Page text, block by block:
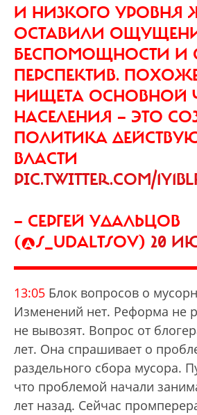
И НИЗКОГО УРОВНЯ
ОСТАВИЛИ
БЕСПОМОЩНОСТИ И
ПЕРСПЕКТИВ.
НИЩЕТА ОСНОВНОЙ
НАСЕЛЕНИЯ — ЭТО
ПОЛИТИКА
ВЛАСТИ
PIC.TWITTER.COM/
— СЕРГЕЙ УДАЛЬЦОВ
(@S_UDALTSOV) 20
13:05 Блок вопросов о
Изменений нет. Реформа не
не вывозят. Вопрос от
лет. Она спрашивает о
раздельного сбора мусора.
что проблемой начали
лет назад. Сейчас